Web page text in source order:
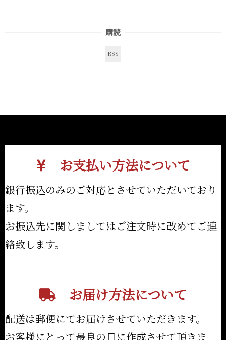
購読
RSS
お支払い方法について
銀行振込のみのご対応とさせていただいており
ます。
お振込先に関しましてはご注文時に改めてご連
絡致します。
お届け方法について
配送は郵便にてお届けさせていただきます。
お客様にとって最良の日に作成させて頂きま